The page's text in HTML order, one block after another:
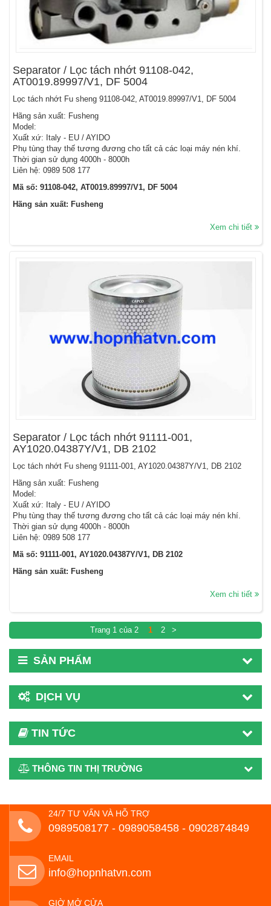
Separator / Lọc tách nhớt 91108-042,
AT0019.89997/V1, DF 5004
Lọc tách nhớt Fu sheng 91108-042, AT0019.89997/V1, DF 5004
Hãng sản xuất: Fusheng
Model:
Xuất xứ: Italy - EU / AYIDO
Phụ tùng thay thế tương đương cho tất cả các loại máy nén khí.
Thời gian sử dụng 4000h - 8000h
Liên hệ: 0989 508 177
Mã số: 91108-042, AT0019.89997/V1, DF 5004
Hãng sản xuất: Fusheng
Xem chi tiết
Separator / Lọc tách nhớt 91111-001,
AY1020.04387Y/V1, DB 2102
Lọc tách nhớt Fu sheng 91111-001, AY1020.04387Y/V1, DB 2102
Hãng sản xuất: Fusheng
Model:
Xuất xứ: Italy - EU / AYIDO
Phụ tùng thay thế tương đương cho tất cả các loại máy nén khí.
Thời gian sử dụng 4000h - 8000h
Liên hệ: 0989 508 177
Mã số: 91111-001, AY1020.04387Y/V1, DB 2102
Hãng sản xuất: Fusheng
Xem chi tiết
Trang 1 của 2 1 2 >
SẢN PHẨM
DỊCH VỤ
TIN TỨC
THÔNG TIN THỊ TRƯỜNG
24/7 TƯ VẤN VÀ HỖ TRỢ
0989508177 - ‭0989058458‬ - 0902874849
EMAIL
info@hopnhatvn.com
GIỜ MỞ CỬA